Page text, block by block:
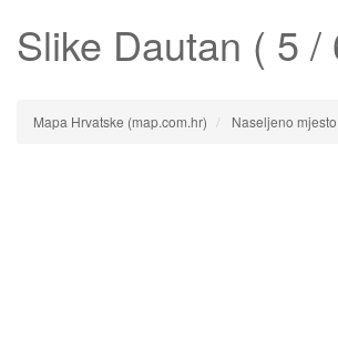
Slike Dautan ( 5 /
Mapa Hrvatske (map.com.hr) Naseljeno mjesto